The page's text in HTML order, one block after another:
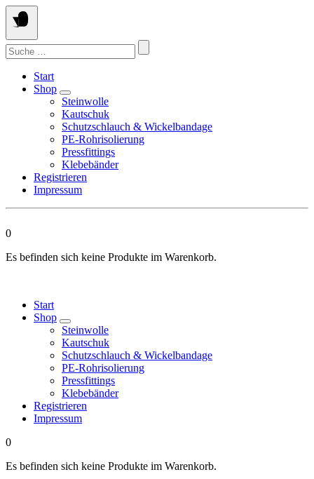
Springen
Sie
zum
Inhalt
Suchen
nach:
Start
Shop
Steinwolle
Kautschuk
Schutzschlauch & Wickelbandage
PE-Rohrisolierung
Pressfittings
Klebebänder
Registrieren
Impressum
0
Es befinden sich keine Produkte im Warenkorb.
Start
Shop
Steinwolle
Kautschuk
Schutzschlauch & Wickelbandage
PE-Rohrisolierung
Pressfittings
Klebebänder
Registrieren
Impressum
0
Es befinden sich keine Produkte im Warenkorb.